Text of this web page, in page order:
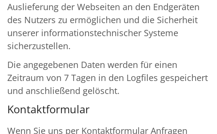
Auslieferung der Webseiten an den Endgeräten
des Nutzers zu ermöglichen und die Sicherheit
unserer informationstechnischer Systeme
sicherzustellen.
Die angegebenen Daten werden für einen
Zeitraum von 7 Tagen in den Logfiles gespeichert
und anschließend gelöscht.
Kontaktformular
Wenn Sie uns per Kontaktformular Anfragen